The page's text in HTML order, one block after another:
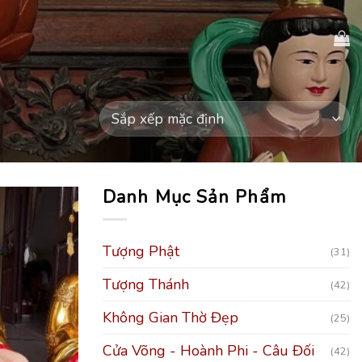
Danh Mục Sản Phẩm
Tượng Phật (31)
Tượng Thánh (42)
Không Gian Thờ Đẹp (25)
Cửa Võng - Hoành Phi - Câu Đối (42)